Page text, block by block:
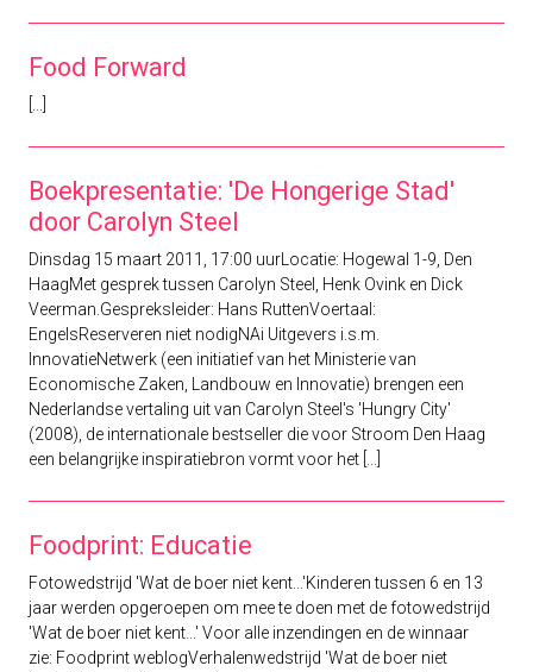
Food Forward
Boekpresentatie: 'De Hongerige Stad'
door Carolyn Steel
Dinsdag 15 maart 2011, 17:00 uurLocatie: Hogewal 1-9, Den
HaagMet gesprek tussen Carolyn Steel, Henk Ovink en Dick
Veerman.Gespreksleider: Hans RuttenVoertaal:
EngelsReserveren niet nodigNAi Uitgevers i.s.m.
InnovatieNetwerk (een initiatief van het Ministerie van
Economische Zaken, Landbouw en Innovatie) brengen een
Nederlandse vertaling uit van Carolyn Steel's 'Hungry City'
(2008), de internationale bestseller die voor Stroom Den Haag
een belangrijke inspiratiebron vormt voor het [...]
Foodprint: Educatie
Fotowedstrijd 'Wat de boer niet kent...'Kinderen tussen 6 en 13
jaar werden opgeroepen om mee te doen met de fotowedstrijd
'Wat de boer niet kent...' Voor alle inzendingen en de winnaar
zie: Foodprint weblogVerhalenwedstrijd 'Wat de boer niet